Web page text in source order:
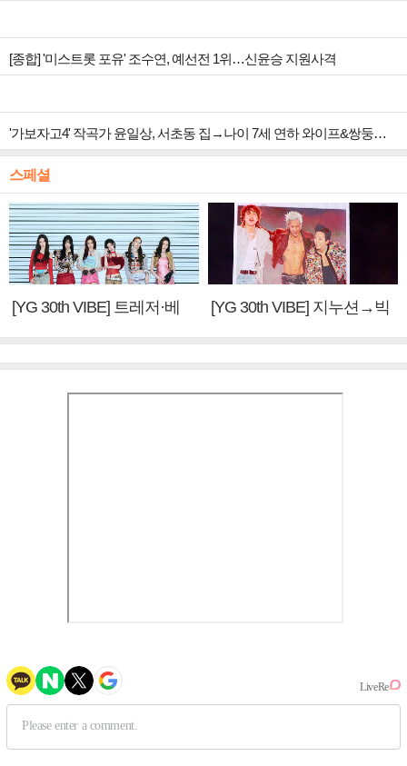
[종합] '미스트롯 포유' 조수연, 예선전 1위…신윤승 지원사격
'가보자고4' 작곡가 윤일상, 서초동 집→나이 7세 연하 와이프&쌍둥이 남매 공개
스페셜
[YG 30th VIBE] 트레저·베
[YG 30th VIBE] 지누션→빅